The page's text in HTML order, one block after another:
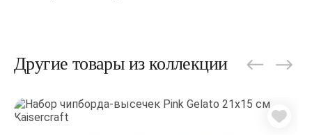
Другие товары из коллекции